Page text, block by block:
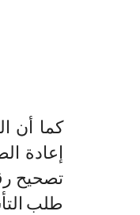
كما أن
تصحيح
طلب